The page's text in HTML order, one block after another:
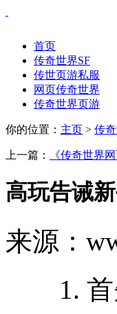
首页
传奇世界SF
传世页游私服
网页传奇世界
传奇世界页游
你的位置： 主页 > 传
上一篇： 《传奇世界
高玩告诫
来源：
1. 首先